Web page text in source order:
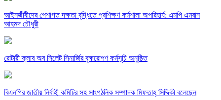
‎আইনজীবীদের পেশাগত দক্ষতা বৃদ্ধিতে প্রশিক্ষণ কর্মশালা অপরিহার্য: এমপি এমরান
আহমদ চৌধুরী
রোটারী ক্লাব অব সিলেট সিনার্জির বৃক্ষরোপণ কর্মসূচি অনুষ্ঠিত
বিএনপির জাতীয় নির্বাহী কমিটির সহ সাংগঠনিক সম্পাদক মিফতাহ্ সিদ্দিকী বলেছেন